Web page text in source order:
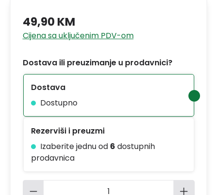
49,90 KM
Cijena sa uključenim PDV-om
Dostava ili preuzimanje u prodavnici?
Dostava
Dostupno
Rezerviši i preuzmi
Izaberite jednu od 6 dostupnih
prodavnica
Količina proizvoda: Unesite